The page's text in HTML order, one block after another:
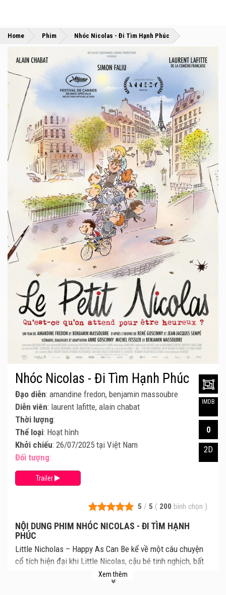
Home »
Phim »
Nhóc Nicolas - Đi Tìm Hạnh Phúc
5 / 5 ( 200 bình chọn )
NỘI DUNG PHIM NHÓC NICOLAS - ĐI TÌM HẠNH
PHÚC
Little Nicholas – Happy As Can Be kể về một câu chuyện
cổ tích hiện đại khi Little Nicolas, cậu bé tinh nghịch, bất
ngờ bước ra từ trang giấy trắng nhờ sự kỳ diệu của hai tác
giả Jean-Jacques Sempé và René Goscinny. Tuổi thơ của
Xem thêm
Nhóc Nicolas - Đi Tìm Hạnh Phúc
Đạo diễn: amandine fredon, benjamin massoubre
Diễn viên: laurent lafitte, alain chabat
Thời lượng:
Thể loại: Hoạt hình
Khởi chiếu: 26/07/2025 tại Việt Nam
Đối tượng:
Trailer
IMDB
0
2D